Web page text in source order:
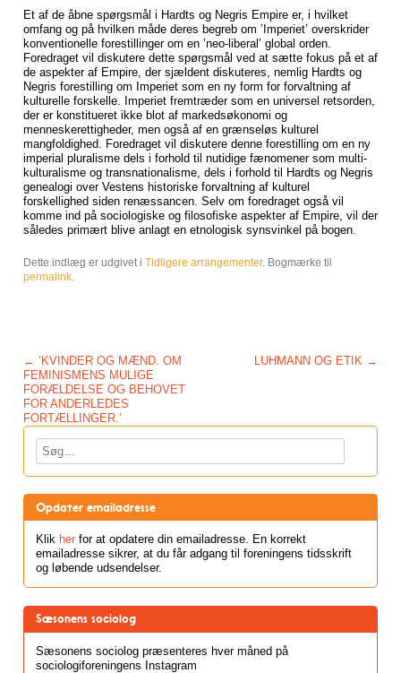
Et af de åbne spørgsmål i Hardts og Negris Empire er, i hvilket
omfang og på hvilken måde deres begreb om ’Imperiet’ overskrider
konventionelle forestillinger om en ’neo-liberal’ global orden.
Foredraget vil diskutere dette spørgsmål ved at sætte fokus på et af
de aspekter af Empire, der sjældent diskuteres, nemlig Hardts og
Negris forestilling om Imperiet som en ny form for forvaltning af
kulturelle forskelle. Imperiet fremtræder som en universel retsorden,
der er konstitueret ikke blot af markedsøkonomi og
menneskerettigheder, men også af en grænseløs kulturel
mangfoldighed. Foredraget vil diskutere denne forestilling om en ny
imperial pluralisme dels i forhold til nutidige fænomener som multi-
kulturalisme og transnationalisme, dels i forhold til Hardts og Negris
genealogi over Vestens historiske forvaltning af kulturel
forskellighed siden renæssancen. Selv om foredraget også vil
komme ind på sociologiske og filosofiske aspekter af Empire, vil der
således primært blive anlagt en etnologisk synsvinkel på bogen.
Dette indlæg er udgivet i Tidligere arrangementer. Bogmærke til
permalink
Post navigation LUHMANN OG ETIK →
← ’KVINDER OG MÆND. OM
FEMINISMENS MULIGE
FORÆLDELSE OG BEHOVET
FOR ANDERLEDES
FORTÆLLINGER.’
Søg
Opdater emailadresse
Klik her for at opdatere din emailadresse. En korrekt
emailadresse sikrer, at du får adgang til foreningens tidsskrift
og løbende udsendelser.
Sæsonens sociolog
Sæsonens sociolog præsenteres hver måned på
sociologiforeningens Instagram